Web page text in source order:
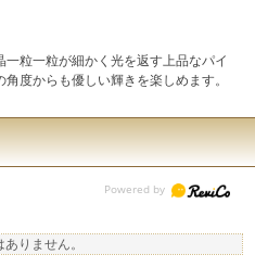
粒一粒が細かく光を返す上品なパイ
度からも優しい輝きを楽しめます。
りません。